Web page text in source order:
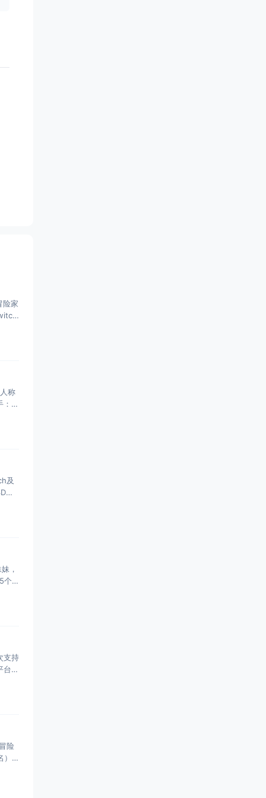
险家
称
赦
及
格
，
个
支持
台联
险